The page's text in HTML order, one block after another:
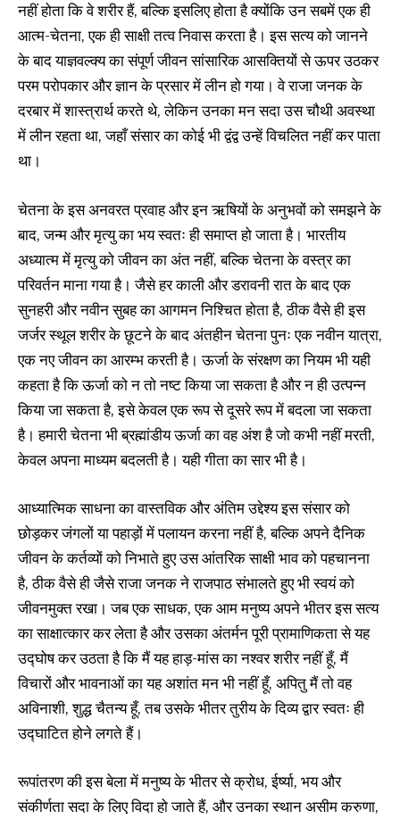
नहीं होता कि वे शरीर हैं, बल्कि इसलिए होता है क्योंकि उन सबमें एक ही
आत्म-चेतना, एक ही साक्षी तत्व निवास करता है। इस सत्य को जानने
के बाद याज्ञवल्क्य का संपूर्ण जीवन सांसारिक आसक्तियों से ऊपर उठकर
परम परोपकार और ज्ञान के प्रसार में लीन हो गया। वे राजा जनक के
दरबार में शास्त्रार्थ करते थे, लेकिन उनका मन सदा उस चौथी अवस्था
में लीन रहता था, जहाँ संसार का कोई भी द्वंद्व उन्हें विचलित नहीं कर पाता
था।
चेतना के इस अनवरत प्रवाह और इन ऋषियों के अनुभवों को समझने के
बाद, जन्म और मृत्यु का भय स्वतः ही समाप्त हो जाता है। भारतीय
अध्यात्म में मृत्यु को जीवन का अंत नहीं, बल्कि चेतना के वस्त्र का
परिवर्तन माना गया है। जैसे हर काली और डरावनी रात के बाद एक
सुनहरी और नवीन सुबह का आगमन निश्चित होता है, ठीक वैसे ही इस
जर्जर स्थूल शरीर के छूटने के बाद अंतहीन चेतना पुनः एक नवीन यात्रा,
एक नए जीवन का आरम्भ करती है। ऊर्जा के संरक्षण का नियम भी यही
कहता है कि ऊर्जा को न तो नष्ट किया जा सकता है और न ही उत्पन्न
किया जा सकता है, इसे केवल एक रूप से दूसरे रूप में बदला जा सकता
है। हमारी चेतना भी ब्रह्मांडीय ऊर्जा का वह अंश है जो कभी नहीं मरती,
केवल अपना माध्यम बदलती है। यही गीता का सार भी है।
आध्यात्मिक साधना का वास्तविक और अंतिम उद्देश्य इस संसार को
छोड़कर जंगलों या पहाड़ों में पलायन करना नहीं है, बल्कि अपने दैनिक
जीवन के कर्तव्यों को निभाते हुए उस आंतरिक साक्षी भाव को पहचानना
है, ठीक वैसे ही जैसे राजा जनक ने राजपाठ संभालते हुए भी स्वयं को
जीवनमुक्त रखा। जब एक साधक, एक आम मनुष्य अपने भीतर इस सत्य
का साक्षात्कार कर लेता है और उसका अंतर्मन पूरी प्रामाणिकता से यह
उद्घोष कर उठता है कि मैं यह हाड़-मांस का नश्वर शरीर नहीं हूँ, मैं
विचारों और भावनाओं का यह अशांत मन भी नहीं हूँ, अपितु मैं तो वह
अविनाशी, शुद्ध चैतन्य हूँ, तब उसके भीतर तुरीय के दिव्य द्वार स्वतः ही
उद्घाटित होने लगते हैं।
रूपांतरण की इस बेला में मनुष्य के भीतर से क्रोध, ईर्ष्या, भय और
संकीर्णता सदा के लिए विदा हो जाते हैं, और उनका स्थान असीम करुणा,